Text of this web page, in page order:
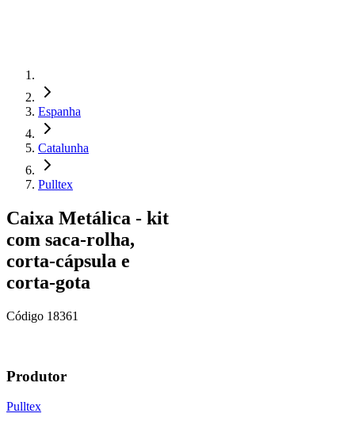
Espanha
Catalunha
Pulltex
Caixa Metálica - kit
com saca-rolha,
corta-cápsula e
corta-gota
Código 18361
Produtor
Pulltex